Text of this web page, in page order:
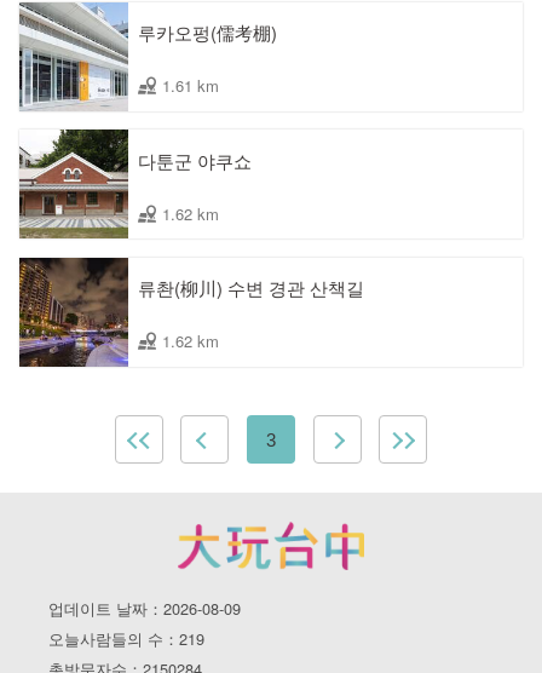
루카오펑(儒考棚)
1.61 km
다툰군 야쿠쇼
1.62 km
류촨(柳川) 수변 경관 산책길
1.62 km
3
업데이트 날짜：2026-08-09
오늘사람들의 수：219